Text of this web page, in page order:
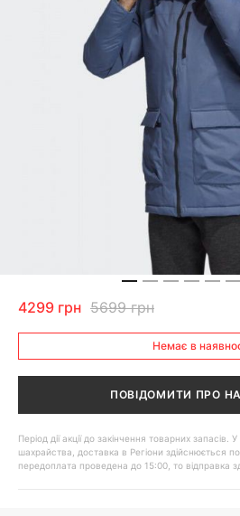
4299 грн 5699 грн
Немає в
ПОВІДОМИТИ ПРО
Період дії акції до закінчення товарних запасів.
шахрайства, доставка в Регіони здійснюється
передоплата проведена до 15:00, то відправка